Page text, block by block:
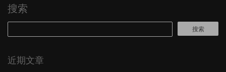
搜索
搜索
近期文章